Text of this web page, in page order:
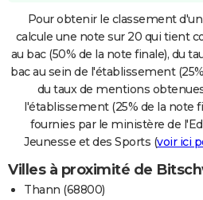
Pour obtenir le classement
calcule une note sur 20 qui tient
au bac (50% de la note finale), du
bac au sein de l'établissement
du taux de mentions
l'établissement (25% de la note
fournies par le ministère de
Jeunesse et des Sports (voir ici
Villes à proximité de
Thann (68800)